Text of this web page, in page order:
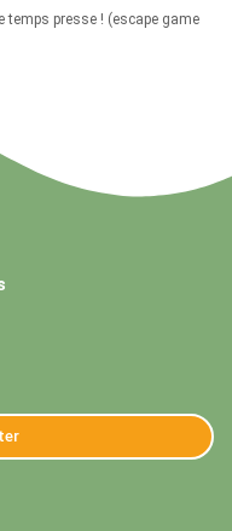
temps presse ! (escape game